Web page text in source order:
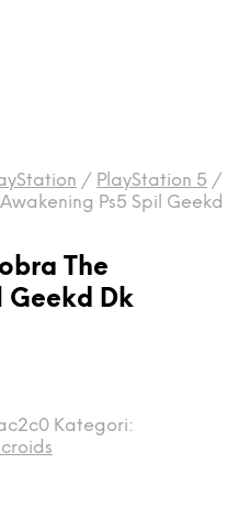
/ PlayStation 5 /
Ps5 Spil Geekd
The
Geekd Dk
Kategori: